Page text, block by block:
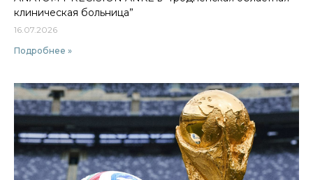
клиническая больница”
16.07.2026
Подробнее »